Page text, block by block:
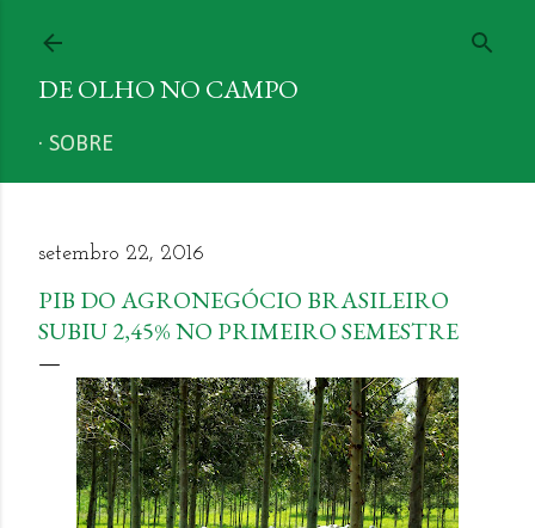
DE OLHO NO CAMPO
SOBRE
setembro 22, 2016
PIB DO AGRONEGÓCIO BRASILEIRO
SUBIU 2,45% NO PRIMEIRO SEMESTRE